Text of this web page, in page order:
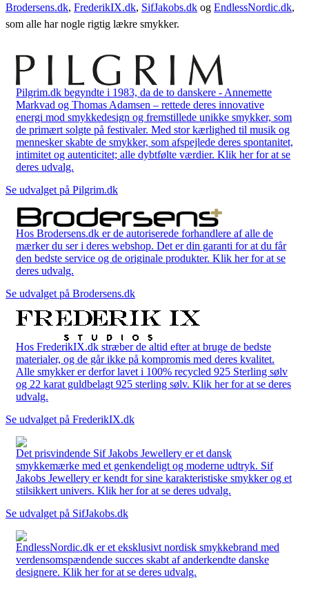
Brodersens.dk, FrederikIX.dk, SifJakobs.dk og EndlessNordic.dk,
som alle har nogle rigtig lækre smykker.
Pilgrim.dk begyndte i 1983, da de to danskere - Annemette
Markvad og Thomas Adamsen – rettede deres innovative
energi mod smykkedesign og fremstillede unikke smykker, som
de primært solgte på festivaler. Med stor kærlighed til musik og
mennesker skabte de smykker, som afspejlede deres spontanitet,
intimitet og autenticitet; alle dybtfølte værdier. Klik her for at se
deres udvalg.
Se udvalget på Pilgrim.dk
Hos Brodersens.dk er de autoriserede forhandlere af alle de
mærker du ser i deres webshop. Det er din garanti for at du får
den bedste service og de originale produkter. Klik her for at se
deres udvalg.
Se udvalget på Brodersens.dk
Hos FrederikIX.dk stræber de altid efter at bruge de bedste
materialer, og de går ikke på kompromis med deres kvalitet.
Alle smykker er derfor lavet i 100% recycled 925 Sterling sølv
og 22 karat guldbelagt 925 sterling sølv. Klik her for at se deres
udvalg.
Se udvalget på FrederikIX.dk
Det prisvindende Sif Jakobs Jewellery er et dansk
smykkemærke med et genkendeligt og moderne udtryk. Sif
Jakobs Jewellery er kendt for sine karakteristiske smykker og et
stilsikkert univers. Klik her for at se deres udvalg.
Se udvalget på SifJakobs.dk
EndlessNordic.dk er et eksklusivt nordisk smykkebrand med
verdensomspændende succes skabt af anderkendte danske
designere. Klik her for at se deres udvalg.